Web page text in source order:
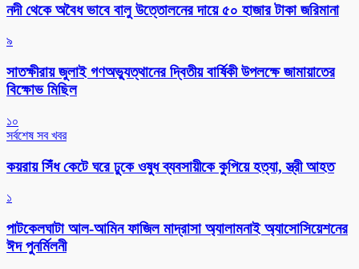
নদী থেকে অবৈধ ভাবে বালু উত্তোলনের দায়ে ৫০ হাজার টাকা জরিমানা
৯
সাতক্ষীরায় জুলাই গণঅভ্যুত্থানের দ্বিতীয় বার্ষিকী উপলক্ষে জামায়াতের
বিক্ষোভ মিছিল
১০
সর্বশেষ সব খবর
কয়রায় সিঁধ কেটে ঘরে ঢুকে ওষুধ ব্যবসায়ীকে কুপিয়ে হত্যা, স্ত্রী আহত
১
পাটকেলঘাটা আল-আমিন ফাজিল মাদ্রাসা অ্যালামনাই অ্যাসোসিয়েশনের
ঈদ পুনর্মিলনী